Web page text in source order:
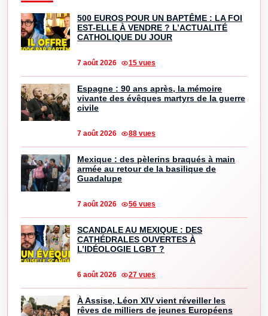
500 EUROS POUR UN BAPTÊME : LA FOI
EST-ELLE À VENDRE ? L’ACTUALITÉ
CATHOLIQUE DU JOUR
7 août 2026 15 vues
Espagne : 90 ans après, la mémoire
vivante des évêques martyrs de la guerre
civile
7 août 2026 88 vues
Mexique : des pèlerins braqués à main
armée au retour de la basilique de
Guadalupe
7 août 2026 56 vues
SCANDALE AU MEXIQUE : DES
CATHÉDRALES OUVERTES À
L’IDÉOLOGIE LGBT ?
6 août 2026 27 vues
À Assise, Léon XIV vient réveiller les
rêves de milliers de jeunes Européens